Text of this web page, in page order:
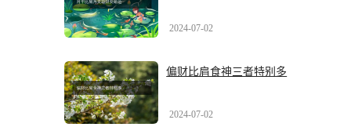
2024-07-02
偏财比肩食神三者特别多
2024-07-02